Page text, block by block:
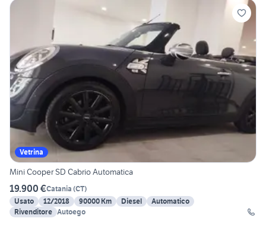
Vetrina
Mini Cooper SD Cabrio Automatica
19.900 €Catania (CT)
Usato
12/2018 90000 Km Diesel
Automatico
Rivenditore Autoego